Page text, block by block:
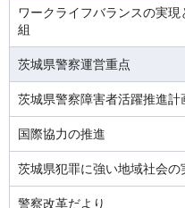
ワークライフバランスの実
組
茨城県警察運営重点
茨城県警察障害者活躍推進計
国際協力の推進
茨城県犯罪に強い地域社会
警察改革だより